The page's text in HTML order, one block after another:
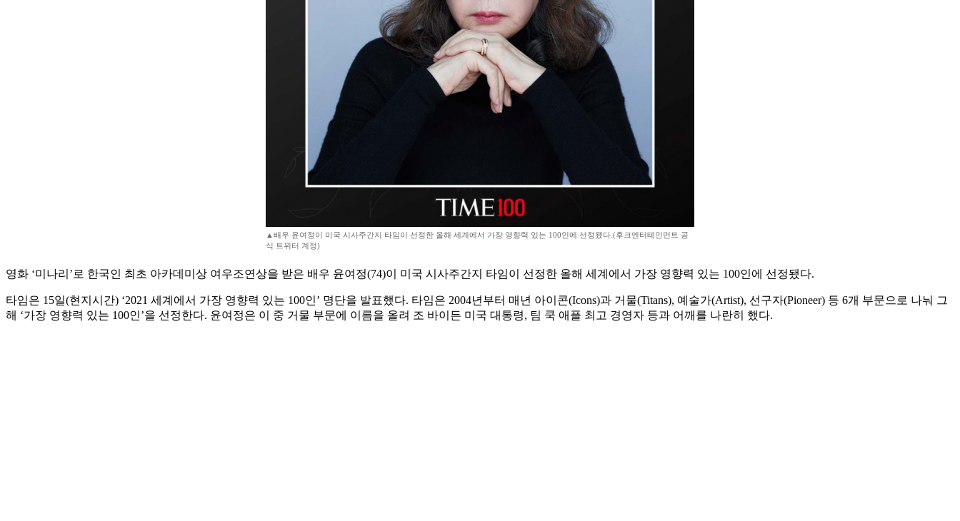
▲배우 윤여정이 미국 시사주간지 타임이 선정한 올해 세계에서 가장 영향력 있는 100인에 선정됐다.(후크엔터테인먼트 공
식 트위터 계정)
영화 ‘미나리’로 한국인 최초 아카데미상 여우조연상을 받은 배우 윤여정(74)이 미국 시사주간지 타임이 선정한 올해 세계에서 가장 영향력 있는 100인에 선정됐다.
타임은 15일(현지시간) ‘2021 세계에서 가장 영향력 있는 100인’ 명단을 발표했다. 타임은 2004년부터 매년 아이콘(Icons)과 거물(Titans), 예술가(Artist), 선구자(Pioneer) 등 6개 부문으로 나눠 그
해 ‘가장 영향력 있는 100인’을 선정한다. 윤여정은 이 중 거물 부문에 이름을 올려 조 바이든 미국 대통령, 팀 쿡 애플 최고 경영자 등과 어깨를 나란히 했다.